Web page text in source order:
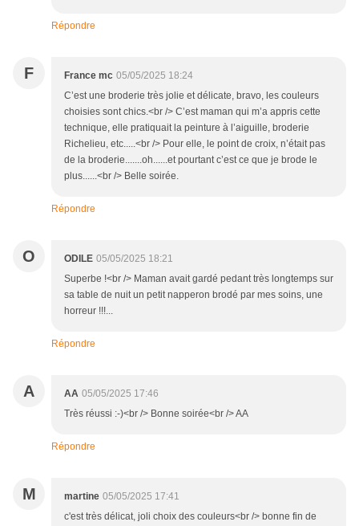
Répondre
F France mc 05/05/2025 18:24
C’est une broderie très jolie et délicate, bravo, les couleurs
choisies sont chics.<br /> C’est maman qui m’a appris cette
technique, elle pratiquait la peinture à l’aiguille, broderie
Richelieu, etc.....<br /> Pour elle, le point de croix, n’était pas
de la broderie.......oh......et pourtant c’est ce que je brode le
plus......<br /> Belle soirée.
Répondre
O ODILE 05/05/2025 18:21
Superbe !<br /> Maman avait gardé pedant très longtemps sur
sa table de nuit un petit napperon brodé par mes soins, une
horreur !!!...
Répondre
A AA 05/05/2025 17:46
Très réussi :-)<br /> Bonne soirée<br /> AA
Répondre
M martine 05/05/2025 17:41
c'est très délicat, joli choix des couleurs<br /> bonne fin de